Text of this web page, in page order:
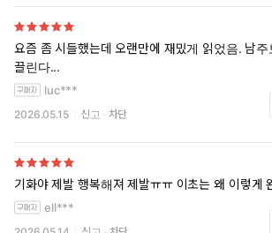
요즘 좀 시들했는데 오랜만에 재밌게 읽었음. 남
끌린다...
luc***
2026.05.15 신고 차단
기화야 제발 행복해져 제발ㅠㅠ 이초는 왜 이렇게
ell***